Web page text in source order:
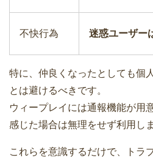
不快行為 迷惑ユーザー
特に、仲良くなったとしても個
とは避けるべきです。
ウィープレイには通報機能が用
感じた場合は無理をせず利用し
これらを意識するだけで、トラ